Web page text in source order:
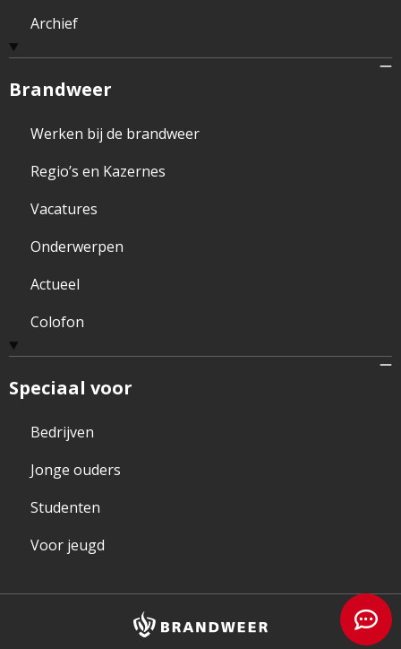
Archief
Brandweer
Werken bij de brandweer
Regio’s en Kazernes
Vacatures
Onderwerpen
Actueel
Colofon
Speciaal voor
Bedrijven
Jonge ouders
Studenten
Voor jeugd
Brandweer